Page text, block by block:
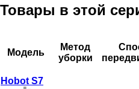
Товары в этой
Модель
Метод
уборки
Hobot S7